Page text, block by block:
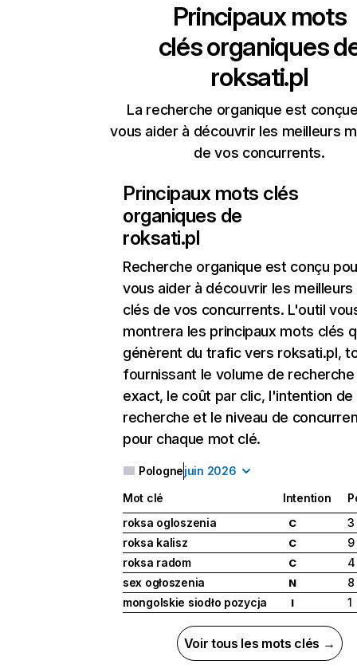
Principaux mots
clés organiques
roksati.pl
La recherche organique est
vous aider à découvrir les meilleurs
de vos concurrents.
Principaux mots clés
organiques de
roksati.pl
Recherche organique est conçu
vous aider à découvrir les
clés de vos concurrents. L'outil
montrera les principaux mots clés
génèrent du trafic vers roksati.pl,
fournissant le volume de recherche
exact, le coût par clic, l'intention de
recherche et le niveau de
pour chaque mot clé.
Polognejuin 2026
Mot clé Intention
roksa ogloszenia
C
3
roksa kalisz
C
9
roksa radom
C
4
sex ogłoszenia
N
8
mongolskie siodło pozycja
I 1
Voir tous les mots clés →